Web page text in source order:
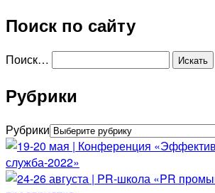
Поиск по сайту
Поиск…
Рубрики
Рубрики